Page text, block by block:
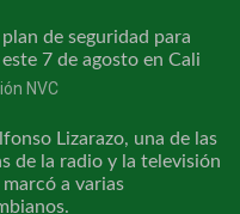
de seguridad para
7 de agosto en Cali
NVC
Lizarazo, una de las
de la radio y la televisión
a varias